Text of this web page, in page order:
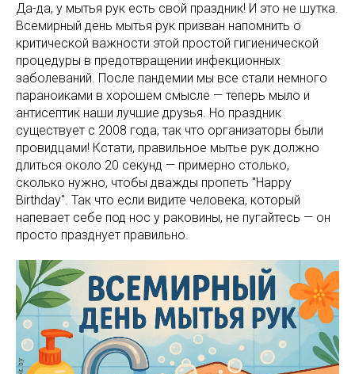
Да-да, у мытья рук есть свой праздник! И это не шутка.
Всемирный день мытья рук призван напомнить о
критической важности этой простой гигиенической
процедуры в предотвращении инфекционных
заболеваний. После пандемии мы все стали немного
параноиками в хорошем смысле — теперь мыло и
антисептик наши лучшие друзья. Но праздник
существует с 2008 года, так что организаторы были
провидцами! Кстати, правильное мытье рук должно
длиться около 20 секунд — примерно столько,
сколько нужно, чтобы дважды пропеть "Happy
Birthday". Так что если видите человека, который
напевает себе под нос у раковины, не пугайтесь — он
просто празднует правильно.